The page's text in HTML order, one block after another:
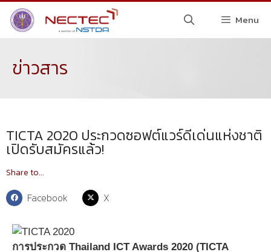
Menu
ข่าวสาร
TICTA 2020 ประกวดซอฟต์แวร์ดีเด่นแห่งชาติ
เปิดรับสมัครแล้ว!
Share to...
Facebook X
การประกวด Thailand ICT Awards 2020 (TICTA